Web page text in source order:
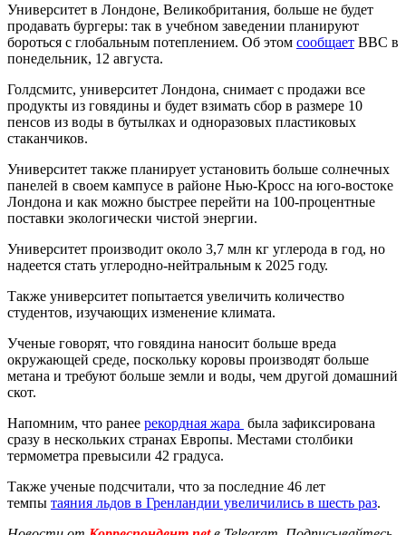
Университет в Лондоне, Великобритания, больше не будет
продавать бургеры: так в учебном заведении планируют
бороться с глобальным потеплением. Об этом сообщает ВВС в
понедельник, 12 августа.
Голдсмитс, университет Лондона, снимает с продажи все
продукты из говядины и будет взимать сбор в размере 10
пенсов из воды в бутылках и одноразовых пластиковых
стаканчиков.
Университет также планирует установить больше солнечных
панелей в своем кампусе в районе Нью-Кросс на юго-востоке
Лондона и как можно быстрее перейти на 100-процентные
поставки экологически чистой энергии.
Университет производит около 3,7 млн кг углерода в год, но
надеется стать углеродно-нейтральным к 2025 году.
Также университет попытается увеличить количество
студентов, изучающих изменение климата.
Ученые говорят, что говядина наносит больше вреда
окружающей среде, поскольку коровы производят больше
метана и требуют больше земли и воды, чем другой домашний
скот.
Напомним, что ранее рекордная жара была зафиксирована
сразу в нескольких странах Европы. Местами столбики
термометра превысили 42 градуса.
Также ученые подсчитали, что за последние 46 лет
темпы таяния льдов в Гренландии увеличились в шесть раз.